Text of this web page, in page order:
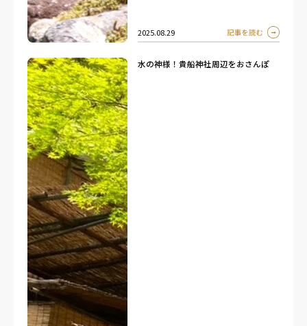
2025.08.29
水の神様！貴船神社周辺をおさんぽ